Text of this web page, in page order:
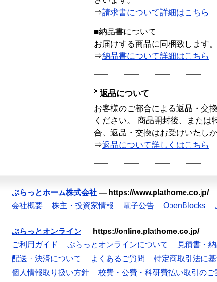
⇒請求書について詳細はこちら
■納品書について
お届けする商品に同梱致します。
⇒納品書について詳細はこちら
返品について
お客様のご都合による返品・交
ください。 商品開封後、または
合、返品・交換はお受けいたし
⇒返品について詳しくはこちら
ぷらっとホーム株式会社 — https://www.plathome.co.jp/
会社概要
株主・投資家情報 電子公告 OpenBlocks
ぷらっとオンライン — https://online.plathome.co.jp/
ご利用ガイド
ぷらっとオンラインについて
見積書・
配送・決済について
よくあるご質問
特定商取引法に
個人情報取り扱い方針
校費・公費・科研費払い取引のご